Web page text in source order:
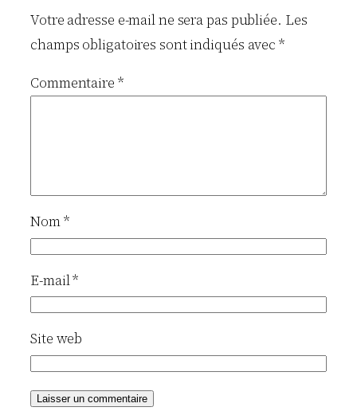
Votre adresse e-mail ne sera pas publiée. Les
champs obligatoires sont indiqués avec*
Commentaire *
Nom*
E-mail*
Site web